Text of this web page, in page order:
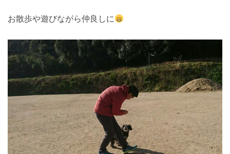
お散歩や遊びながら仲良しに